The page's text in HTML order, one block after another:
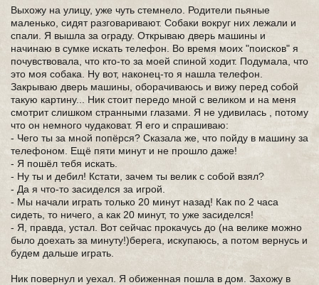
Выхожу на улицу, уже чуть стемнело. Родители пьяные
маленько, сидят разговаривают. Собаки вокруг них лежали и
спали. Я вышла за ограду. Открываю дверь машины и
начинаю в сумке искать телефон. Во время моих "поисков" я
почувствовала, что кто-то за моей спиной ходит. Подумала, что
это моя собака. Ну вот, наконец-то я нашла телефон.
Закрываю дверь машины, оборачиваюсь и вижу перед собой
такую картину... Ник стоит передо мной с великом и на меня
смотрит слишком странными глазами. Я не удивилась , потому
что он немного чудаковат. Я его и спрашиваю:
- Чего ты за мной попёрся? Сказала же, что пойду в машину за
телефоном. Ещё пяти минут и не прошло даже!
- Я пошёл тебя искать.
- Ну ты и дебил! Кстати, зачем ты велик с собой взял?
- Да я что-то засиделся за игрой.
- Мы начали играть только 20 минут назад! Как по 2 часа
сидеть, то ничего, а как 20 минут, то уже засиделся!
- Я, правда, устал. Вот сейчас прокачусь до (на велике можно
было доехать за минуту!)берега, искупаюсь, а потом вернусь и
будем дальше играть.
Ник повернул и уехал. Я обиженная пошла в дом. Захожу в